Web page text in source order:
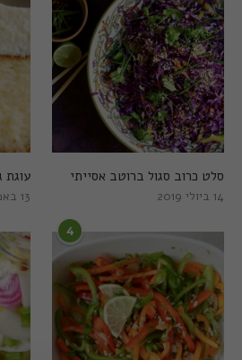
עוגת
13 באפריל 2019
סלט כרוב סגול ברוטב אסייתי
14 ביולי 2019
4